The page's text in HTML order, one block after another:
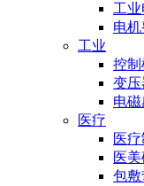
工
电
工业
控
变
电
医疗
医
医
包敷